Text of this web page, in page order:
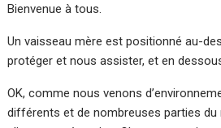
Bienvenue à tous.
Un vaisseau mère est positionné au-
protéger et nous assister, et en
OK, comme nous venons
différents et de nombreuses parties du